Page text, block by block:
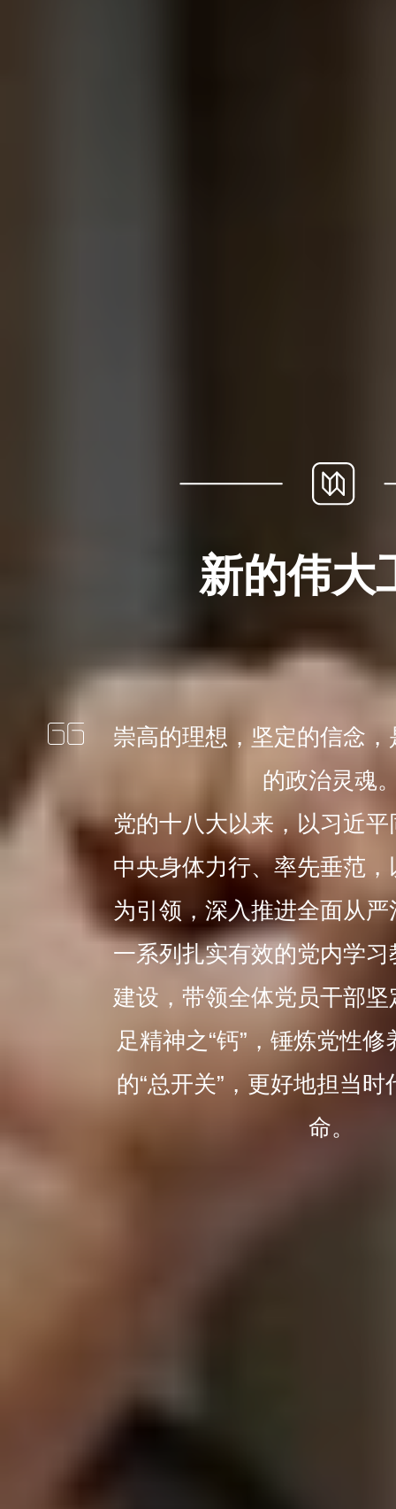
新的伟大
崇高的理想，坚定的信念
的政治灵魂
党的十八大以来，以习近
中央身体力行、率先垂范
为引领，深入推进全面从
一系列扎实有效的党内学
建设，带领全体党员干部
足精神之“钙”，锤炼党性
的“总开关”，更好地担当
命。